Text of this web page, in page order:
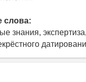
слова:
знания,